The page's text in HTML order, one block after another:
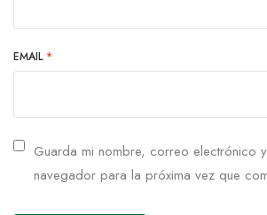
EMAIL *
Guarda mi nombre, correo electrónico
navegador para la próxima vez que